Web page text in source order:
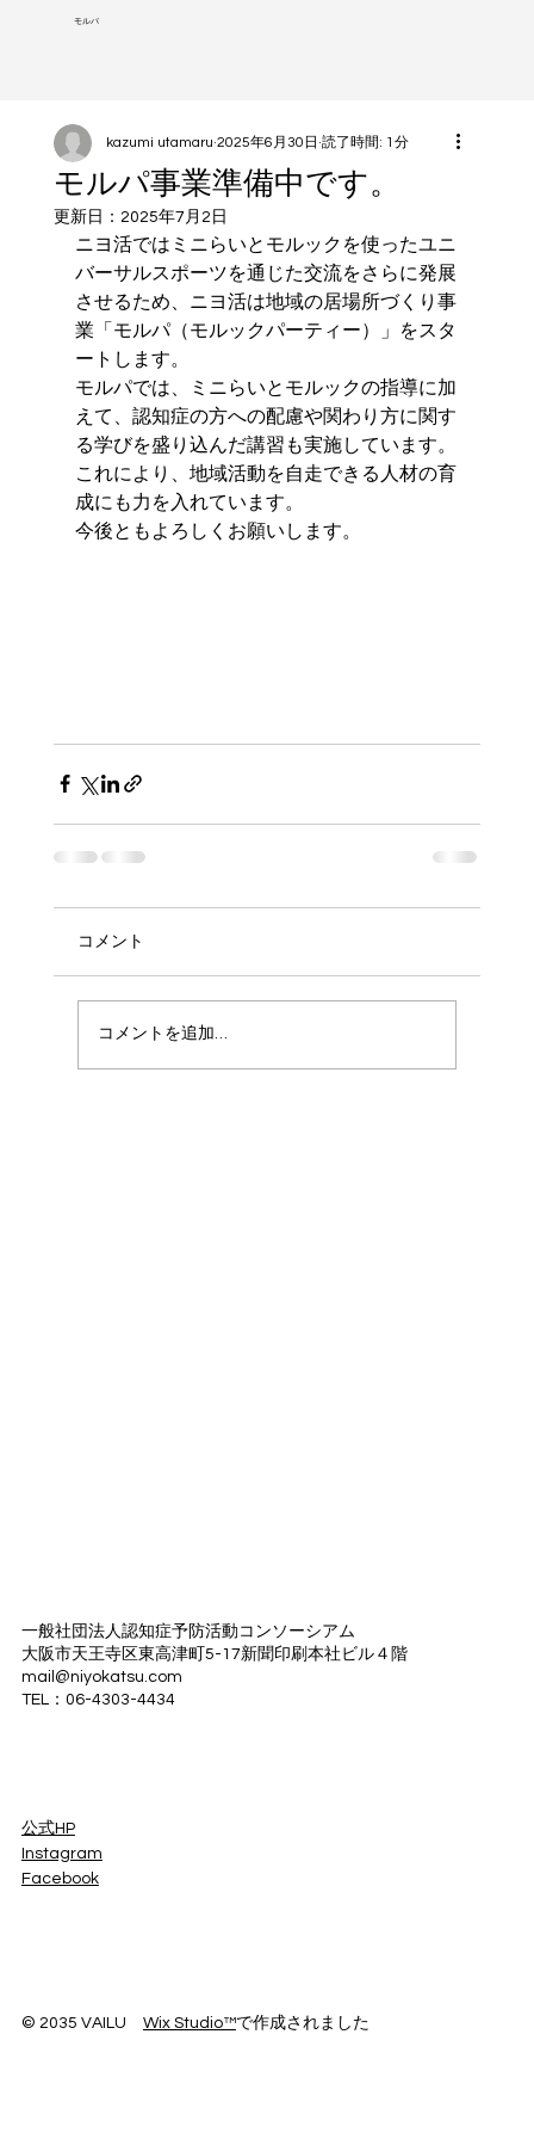
モルパ
モルパ事業準備中です。
kazumi utamaru 2025年6月30日 読了時間: 1分
更新日： 2025年7月2日
ニヨ活ではミニらいとモルックを使ったユニ
バーサルスポーツを通じた交流をさらに発展
させるため、ニヨ活は地域の居場所づくり事
業「モルパ（モルックパーティー）」をスタ
ートします。
モルパでは、ミニらいとモルックの指導に加
えて、認知症の方への配慮や関わり方に関す
る学びを盛り込んだ講習も実施しています。
これにより、地域活動を自走できる人材の育
成にも力を入れています。
今後ともよろしくお願いします。
コメント
コメントを追加…
一般社団法人認知症予防活動コンソーシアム
大阪市天王寺区東高津町5-17新聞印刷本社ビル４階
mail@niyokatsu.com
TEL：06-4303-4434
Facebook
Instagram
​公式HP
© 2035 VAILU Wix Studio™で作成されました